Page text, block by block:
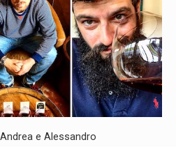
e Alessandro